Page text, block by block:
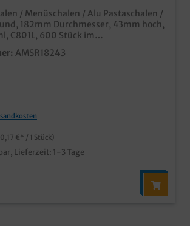
/ Menüschalen / Alu Pastaschalen /
182mm Durchmesser, 43mm hoch,
C801L, 600 Stück im
und qualitative
für Menüservice, Pasta oder
bestellbar)
AMSR18243
€* / 1 Stück)
Lieferzeit: 1-3 Tage